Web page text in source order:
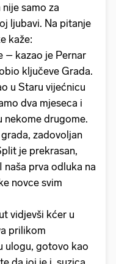
samo za
ljubavi. Na pitanje
kaže:
– kazao je Pernar
ključeve Grada.
u Staru vijećnicu
dva mjeseca i
nekome drugome.
zadovoljan
je prekrasan,
prva odluka na
novce svim
vidjevši kćer u
prilikom
ulogu, gotovo kao